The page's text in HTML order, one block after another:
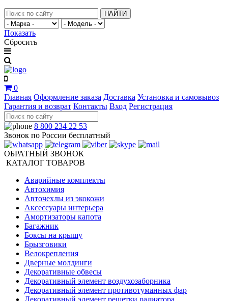
НАЙТИ
Показать
Сбросить
0
Главная Оформление заказа Доставка Установка и самовывоз
Гарантия и возврат Контакты Вход Регистрация
8 800 234 22 53
Звонок по России бесплатный
ОБРАТНЫЙ ЗВОНОК
КАТАЛОГ ТОВАРОВ
Аварийные комплекты
Автохимия
Авточехлы из экокожи
Аксессуары интерьера
Амортизаторы капота
Багажник
Боксы на крышу
Брызговики
Велокрепления
Дверные молдинги
Декоративные обвесы
Декоративный элемент воздухозаборника
Декоративный элемент противотуманных фар
Декоративный элемент решетки радиатора